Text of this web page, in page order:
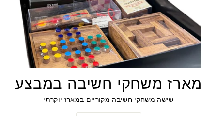
מארז משחקי חשיבה במבצע
שישה משחקי חשיבה מקוריים במארז יוקרתי